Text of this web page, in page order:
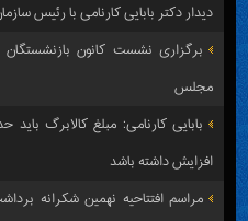
دیدار دکتر بابایی کارنامی با رئیس
برگزاری نشست کانون
مجلس
افزایش داشته باشد
مراسم افتتاحیه نهمین شکرانه